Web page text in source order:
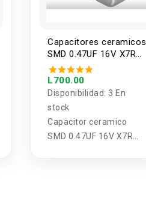
Capacitores ceramicos
SMD 0.47UF 16V X7R
0805 (100 unidades)
L700.00
Disponibilidad: 3 En
stock
Capacitor ceramico
SMD 0.47UF 16V X7R